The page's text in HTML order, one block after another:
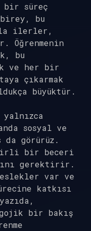
bir süreç
bu
ilerler,
bu
ve her bir
çıkarmak
büyüktür.
yalnızca
sosyal ve
da görürüz.
bir beceri
gerektirir.
var ve
katkısı
bir bakış